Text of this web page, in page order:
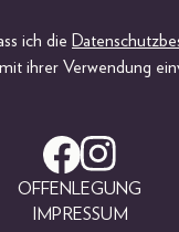
ich die
ihrer Verwendung
OFFENLEGUNG
IMPRESSUM